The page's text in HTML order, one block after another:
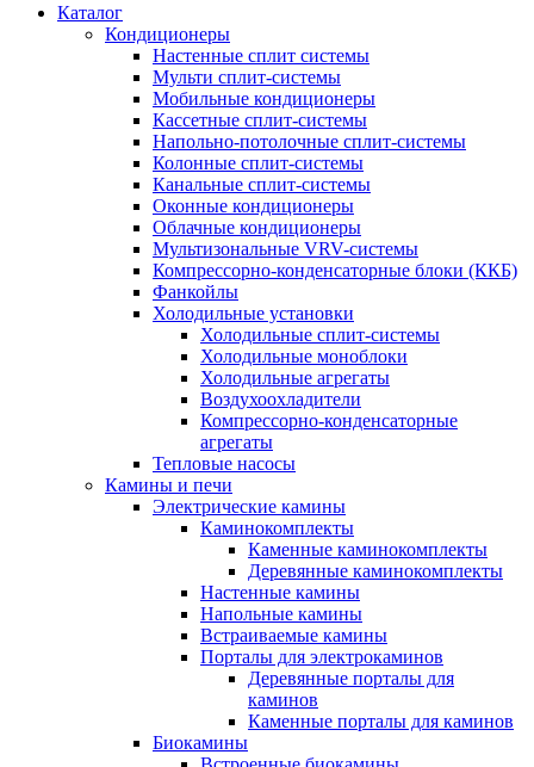
Каталог
Кондиционеры
Настенные сплит системы
Мульти сплит-системы
Мобильные кондиционеры
Кассетные сплит-системы
Напольно-потолочные сплит-системы
Колонные сплит-системы
Канальные сплит-системы
Оконные кондиционеры
Облачные кондиционеры
Мультизональные VRV-системы
Компрессорно-конденсаторные блоки (ККБ)
Фанкойлы
Холодильные установки
Холодильные сплит-системы
Холодильные моноблоки
Холодильные агрегаты
Воздухоохладители
Компрессорно-конденсаторные
агрегаты
Тепловые насосы
Камины и печи
Электрические камины
Каминокомплекты
Каменные каминокомплекты
Деревянные каминокомплекты
Настенные камины
Напольные камины
Встраиваемые камины
Порталы для электрокаминов
Деревянные порталы для
каминов
Каменные порталы для каминов
Биокамины